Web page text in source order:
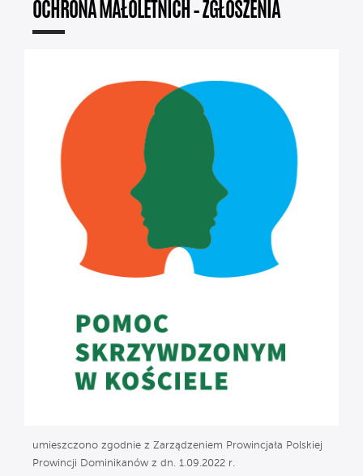
OCHRONA MAŁOLETNICH – ZGŁOSZENIA
umieszczono zgodnie z Zarządzeniem Prowincjała Polskiej
Prowincji Dominikanów z dn. 1.09.2022 r.